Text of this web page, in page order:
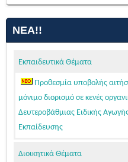
ΝΈΑ!!
Εκπαιδευτικά Θέματα
Προθεσμία υποβολής
μόνιμο διορισμό σε κενές
Δευτεροβάθμιας Ειδικής
Εκπαίδευσης
Σας κοινοποιούμε ψηφιακά
Διοικητικά Θέματα